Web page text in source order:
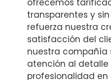
transparentes y
refuerza nuestra
satisfacción del
nuestra compañía
atención al detalle
profesionalidad